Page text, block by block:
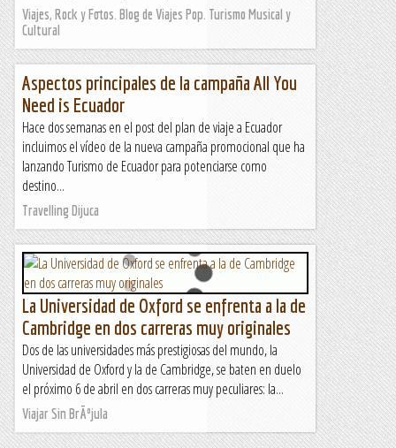
Viajes, Rock y Fotos. Blog de Viajes Pop. Turismo Musical y
Cultural
Aspectos principales de la campaña All You
Need is Ecuador
Hace dos semanas en el post del plan de viaje a Ecuador
incluimos el vídeo de la nueva campaña promocional que ha
lanzando Turismo de Ecuador para potenciarse como
destino...
Travelling Dijuca
La Universidad de Oxford se enfrenta a la de
Cambridge en dos carreras muy originales
Dos de las universidades más prestigiosas del mundo, la
Universidad de Oxford y la de Cambridge, se baten en duelo
el próximo 6 de abril en dos carreras muy peculiares: la...
Viajar Sin BrÃºjula